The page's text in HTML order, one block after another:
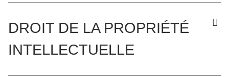
DROIT DE LA PROPRIÉTÉ
INTELLECTUELLE